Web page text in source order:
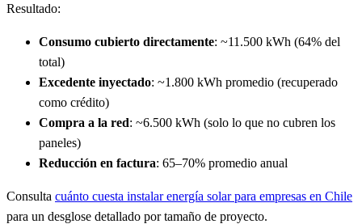
Resultado:
Consumo cubierto directamente: ~11.500 kWh (64% del
total)
Excedente inyectado: ~1.800 kWh promedio (recuperado
como crédito)
Compra a la red: ~6.500 kWh (solo lo que no cubren los
paneles)
Reducción en factura: 65–70% promedio anual
Consulta cuánto cuesta instalar energía solar para empresas en Chile
para un desglose detallado por tamaño de proyecto.